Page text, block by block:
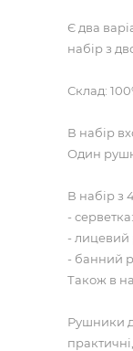
Є два
набір з
Склад:
В набір
Один
В набір з
-
- лицевий
- банний
Також в
Рушники